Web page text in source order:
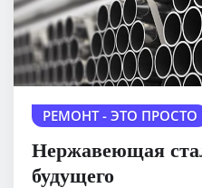
РЕМОНТ - ЭТО ПРОСТО
Нержавеющая
будущего